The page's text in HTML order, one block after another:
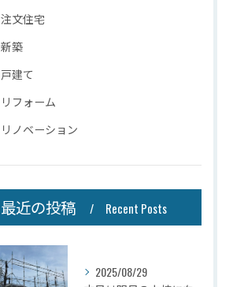
注文住宅
新築
戸建て
リフォーム
リノベーション
最近の投稿 Recent Posts
2025/08/29